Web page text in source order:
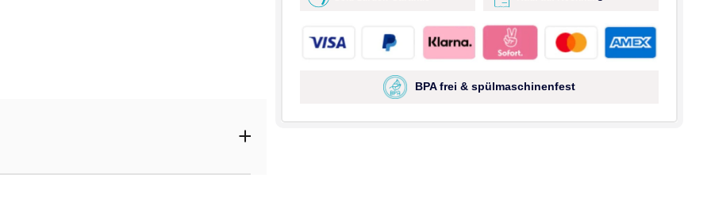
BPA frei & spülmaschinenfest